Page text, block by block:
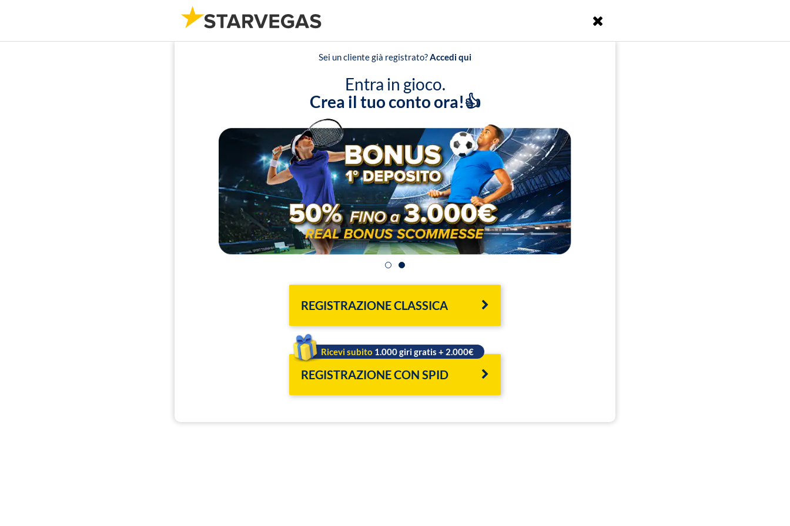
Sei un cliente già registrato?Accedi qui
Entra in gioco.
Crea il tuo conto ora!👍
REGISTRAZIONE CLASSICA
REGISTRAZIONE CON SPID
Ricevi subito 1.000 giri gratis + 2.000€